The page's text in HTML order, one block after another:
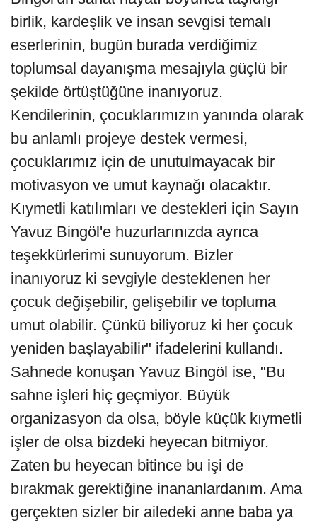
birlik, kardeşlik ve insan sevgisi temalı
eserlerinin, bugün burada verdiğimiz
toplumsal dayanışma mesajıyla güçlü bir
şekilde örtüştüğüne inanıyoruz.
Kendilerinin, çocuklarımızın yanında olarak
bu anlamlı projeye destek vermesi,
çocuklarımız için de unutulmayacak bir
motivasyon ve umut kaynağı olacaktır.
Kıymetli katılımları ve destekleri için Sayın
Yavuz Bingöl'e huzurlarınızda ayrıca
teşekkürlerimi sunuyorum. Bizler
inanıyoruz ki sevgiyle desteklenen her
çocuk değişebilir, gelişebilir ve topluma
umut olabilir. Çünkü biliyoruz ki her çocuk
yeniden başlayabilir" ifadelerini kullandı.
Sahnede konuşan Yavuz Bingöl ise, "Bu
sahne işleri hiç geçmiyor. Büyük
organizasyon da olsa, böyle küçük kıymetli
işler de olsa bizdeki heyecan bitmiyor.
Zaten bu heyecan bitince bu işi de
bırakmak gerektiğine inananlardanım. Ama
gerçekten sizler bir ailedeki anne baba ya